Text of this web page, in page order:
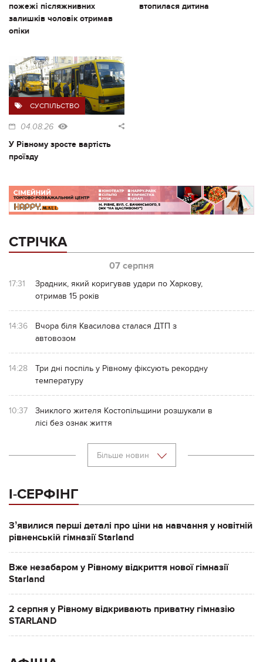
пожежі післяжнивних
залишків чоловік отримав
опіки
втопилася дитина
СУСПІЛЬСТВО
04.08.26
У Рівному зросте вартість
проїзду
СТРІЧКА
07 серпня
17:31
Зрадник, який коригував удари по Харкову,
отримав 15 років
14:36
Вчора біля Квасилова сталася ДТП з
автовозом
14:28
Три дні поспіль у Рівному фіксують рекордну
температуру
10:37
Зниклого жителя Костопільщини розшукали в
лісі без ознак життя
Більше новин
І-СЕРФІНГ
Зʼявилися перші деталі про ціни на навчання у новітній
рівненській гімназії Starland
Вже незабаром у Рівному відкриття нової гімназії
Starland
2 серпня у Рівному відкривають приватну гімназію
STARLAND